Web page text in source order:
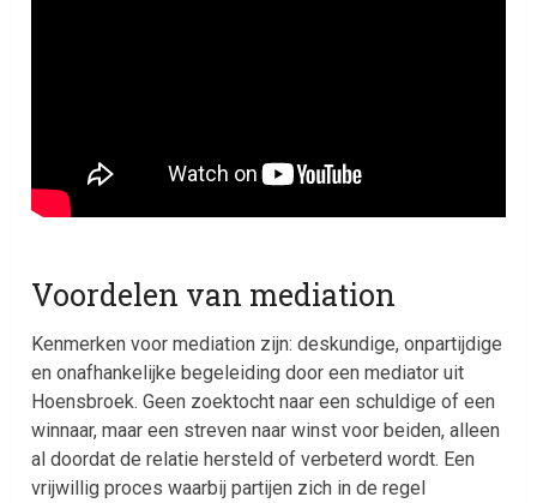
Voordelen van mediation
Kenmerken voor mediation zijn: deskundige, onpartijdige
en onafhankelijke begeleiding door een mediator uit
Hoensbroek. Geen zoektocht naar een schuldige of een
winnaar, maar een streven naar winst voor beiden, alleen
al doordat de relatie hersteld of verbeterd wordt. Een
vrijwillig proces waarbij partijen zich in de regel